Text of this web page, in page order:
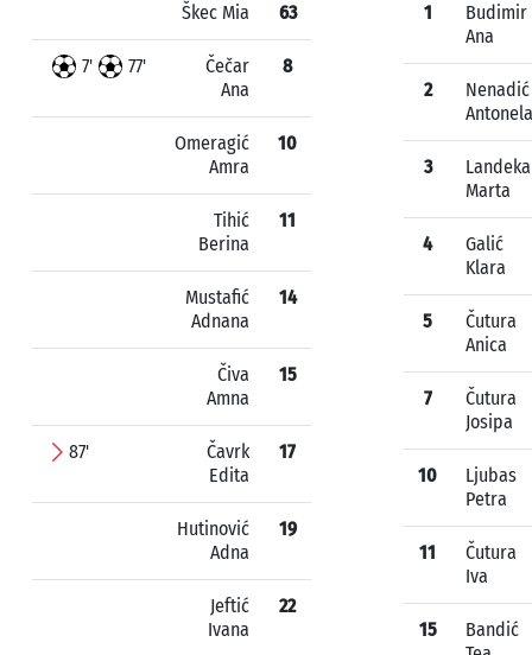
Škec Mia 63
7' 77'
Čečar
Ana
8
Omeragić
Amra
10
Tihić
Berina
11
Mustafić
Adnana
14
Čiva
Amna
15
87'
Čavrk
Edita
17
Hutinović
Adna
19
Jeftić
Ivana
22
1
Budimir
Ana
2
Nenadić
Antonela
3
Landeka
Marta
4
Galić
Klara
5
Čutura
Anica
7
Čutura
Josipa
10
Ljubas
Petra
11
Čutura
Iva
15
Bandić